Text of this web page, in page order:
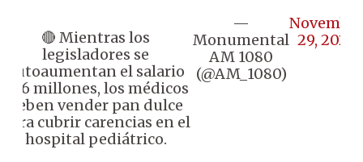
🔴 Mientras los
legisladores se
autoaumentan el salario
G. 6 millones, los médicos
deben vender pan dulce
para cubrir carencias en el
hospital pediátrico.
—
Monumental
AM 1080
(@AM_1080)
29, 2024